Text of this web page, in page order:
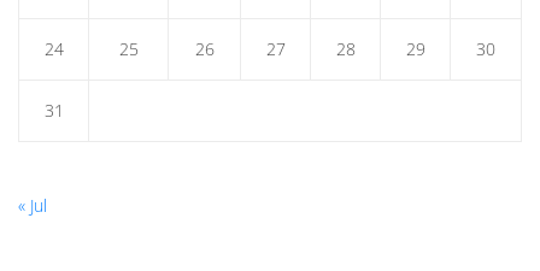
24 25 26 27 28 29 30
31
« Jul